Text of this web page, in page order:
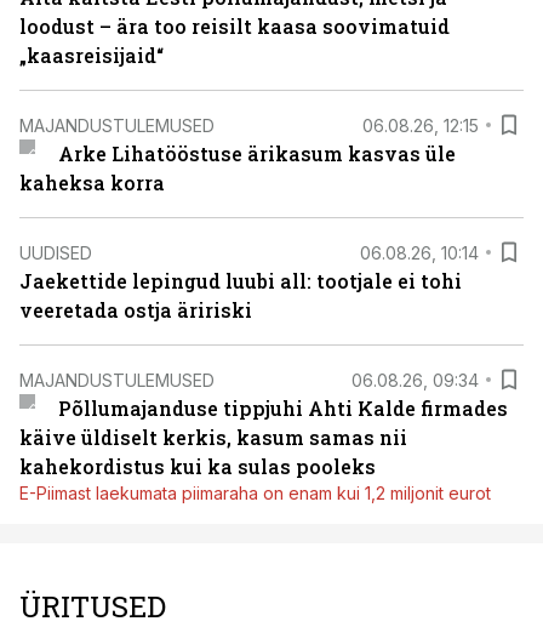
loodust – ära too reisilt kaasa soovimatuid
„kaasreisijaid“
MAJANDUSTULEMUSED 06.08.26, 12:15
Arke Lihatööstuse ärikasum kasvas üle
kaheksa korra
UUDISED 06.08.26, 10:14
Jaekettide lepingud luubi all: tootjale ei tohi
veeretada ostja äririski
MAJANDUSTULEMUSED 06.08.26, 09:34
Põllumajanduse tippjuhi Ahti Kalde firmades
käive üldiselt kerkis, kasum samas nii
kahekordistus kui ka sulas pooleks
E-Piimast laekumata piimaraha on enam kui 1,2 miljonit eurot
ÜRITUSED